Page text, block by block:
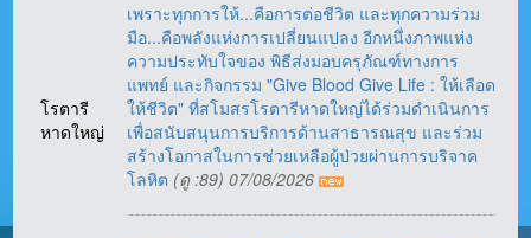
โรตารี
หาดใหญ่
เพราะทุกการให้...คือการต่อชีวิต และทุกความร่วม
มือ...คือพลังแห่งการเปลี่ยนแปลง อีกหนึ่งภาพแห่ง
ความประทับใจของ พิธีส่งมอบครุภัณฑ์ทางการ
แพทย์ และกิจกรรม "Give Blood Give Life : ให้เลือด
ให้ชีวิต" ที่สโมสรโรตารีหาดใหญ่ได้ร่วมดำเนินการ
เพื่อสนับสนุนการบริการด้านสาธารณสุข และร่วม
สร้างโอกาสในการช่วยเหลือผู้ป่วยผ่านการบริจาค
โลหิต (ดู :89) 07/08/2026